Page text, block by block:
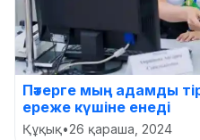
Пәтерге мың адамды
ереже күшіне енеді
Құқық•26 қараша, 2024